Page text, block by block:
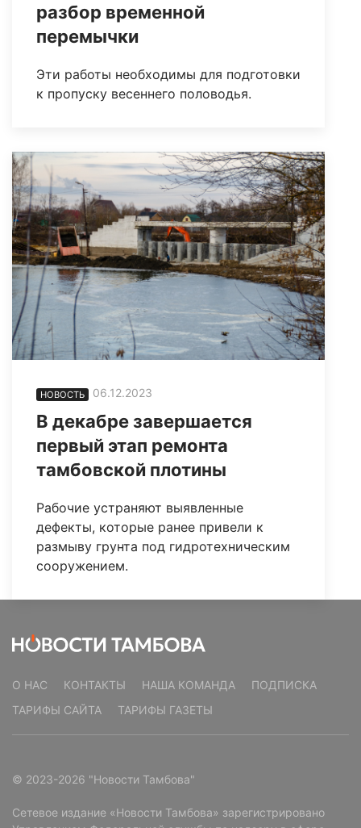
разбор временной
перемычки
Эти работы необходимы для подготовки
к пропуску весеннего половодья.
НОВОСТЬ 06.12.2023
В декабре завершается
первый этап ремонта
тамбовской плотины
Рабочие устраняют выявленные
дефекты, которые ранее привели к
размыву грунта под гидротехническим
сооружением.
О НАС КОНТАКТЫ НАША КОМАНДА
ПОДПИСКА
ТАРИФЫ САЙТА
ТАРИФЫ ГАЗЕТЫ
© 2023-2026 "Новости Тамбова"
Сетевое издание «Новости Тамбова» зарегистрировано